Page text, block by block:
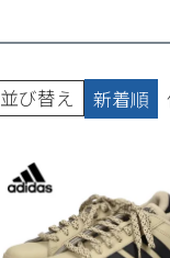
スニーカー
ローファー
ビジネス・
ローファー
スクール
フォーマル
ブーツ
ビジネスバ
並び替え 新着順